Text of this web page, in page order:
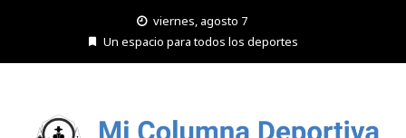
viernes, agosto 7
Un espacio para todos los deportes